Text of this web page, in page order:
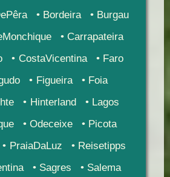
Bordeira
Burgau
Carrapateira
CostaVicentina
Faro
Figueira
Foia
Hinterland
Lagos
Odeceixe
Picota
PraiaDaLuz
Reisetipps
Sagres
Salema